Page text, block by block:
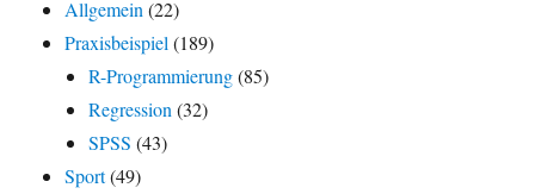
Allgemein (22)
Praxisbeispiel (189)
R-Programmierung(85)
Regression (32)
SPSS (43)
Sport(49)